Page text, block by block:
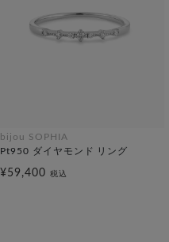
bijou SOPHIA
Pt950 ダイヤモンド リング
¥59,400 税込